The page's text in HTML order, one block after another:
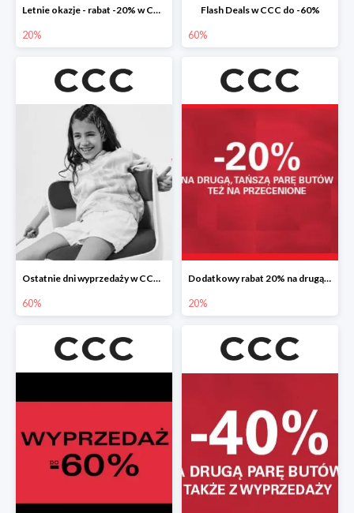
Letnie okazje - rabat -20% w CCC
20%
Flash Deals w CCC do -60%
60%
Ostatnie dni wyprzedaży w CCC do -60%
60%
Dodatkowy rabat 20% na drugą, tańszą parę butów
20%